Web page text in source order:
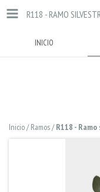
R118 - RAMO
INICIO
Inicio/ Ramos/ R118 -